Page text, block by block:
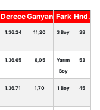
DereceGanyan Fark Hnd.
1.36.24 11,20 3 Boy 38
1.36.65 6,05
Yarım
Boy
53
1.36.71 1,70 1 Boy 45